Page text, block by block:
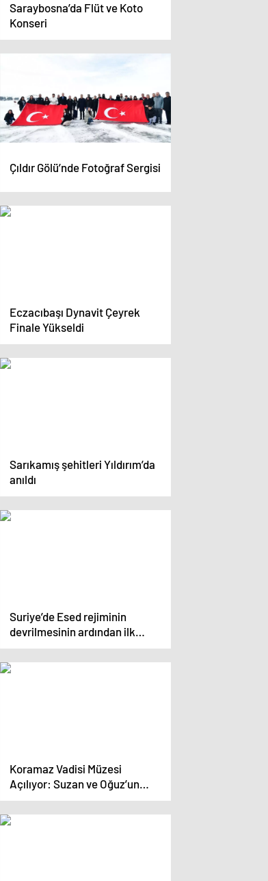
Saraybosna’da Flüt ve Koto
Konseri
Çıldır Gölü’nde Fotoğraf Sergisi
Eczacıbaşı Dynavit Çeyrek
Finale Yükseldi
Sarıkamış şehitleri Yıldırım’da
anıldı
Suriye’de Esed rejiminin
devrilmesinin ardından ilk
“özgür” tiyatro oyunu sergilendi
Koramaz Vadisi Müzesi
Açılıyor: Suzan ve Oğuz’un
Aşkı Sergilenecek